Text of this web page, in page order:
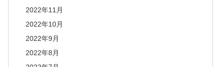
2022年11月
2022年10月
2022年9月
2022年8月